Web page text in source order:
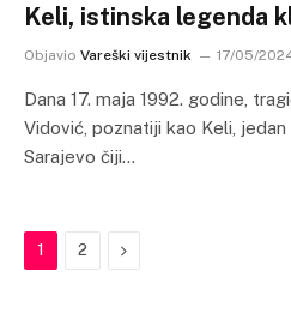
Keli, istinska legenda
Objavio Vareški vijestnik 17/05/
Dana 17. maja 1992. godine,
Vidović, poznatiji kao Keli,
Sarajevo čiji…
1 2 Next